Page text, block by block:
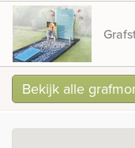
Bekijk alle